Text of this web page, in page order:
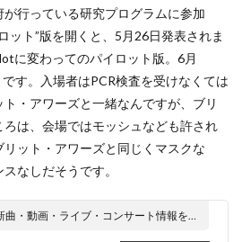
行っている研究プログラムに参加
ット”版を開くと、5月26日発表されま
に変わってのパイロット版。6月
す。入場者はPCR検査を受けなくては
・アワーズと一緒なんですが、ブリ
は、会場ではモッシュなども許され
ット・アワーズと同じくマスクな
なしだそうです。
ライブ・コンサート情報をお届けする音楽メディア